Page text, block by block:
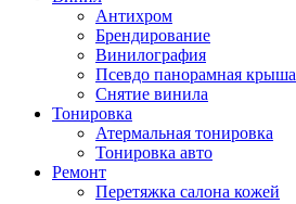
Антихром
Брендирование
Винилография
Псевдо панорамная крыша
Снятие винила
Тонировка
Атермальная тонировка
Тонировка авто
Ремонт
Перетяжка салона кожей